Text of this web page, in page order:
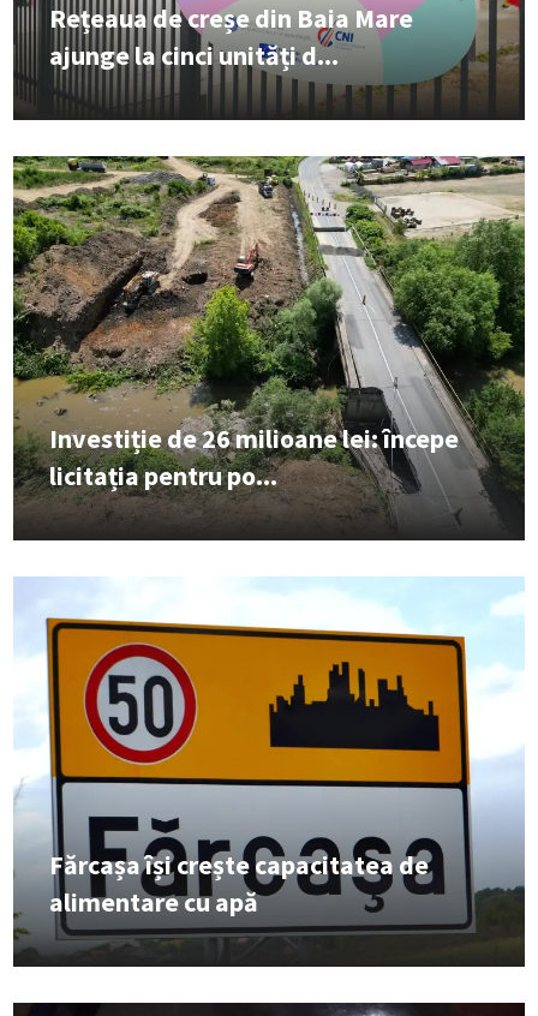
Rețeaua de creșe din Baia Mare
ajunge la cinci unități d...
Investiție de 26 milioane lei: începe
licitația pentru po...
Fărcașa își crește capacitatea de
alimentare cu apă